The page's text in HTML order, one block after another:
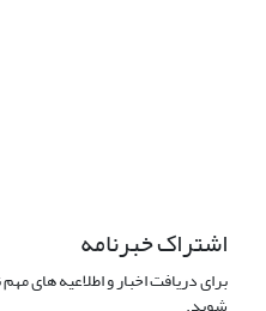
اشتراک خبرنامه
برای دریافت اخبار و اطلاعیه های